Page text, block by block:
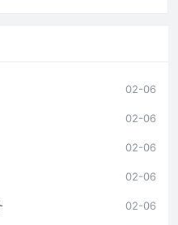
02-06
02-06
02-06
02-06
02-06